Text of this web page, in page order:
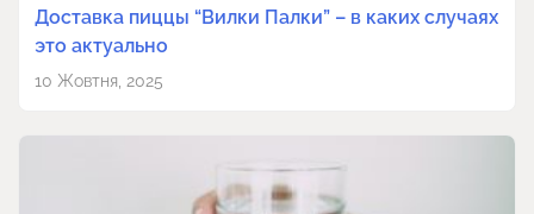
Доставка пиццы “Вилки Палки” – в каких случаях
это актуально
10 Жовтня, 2025